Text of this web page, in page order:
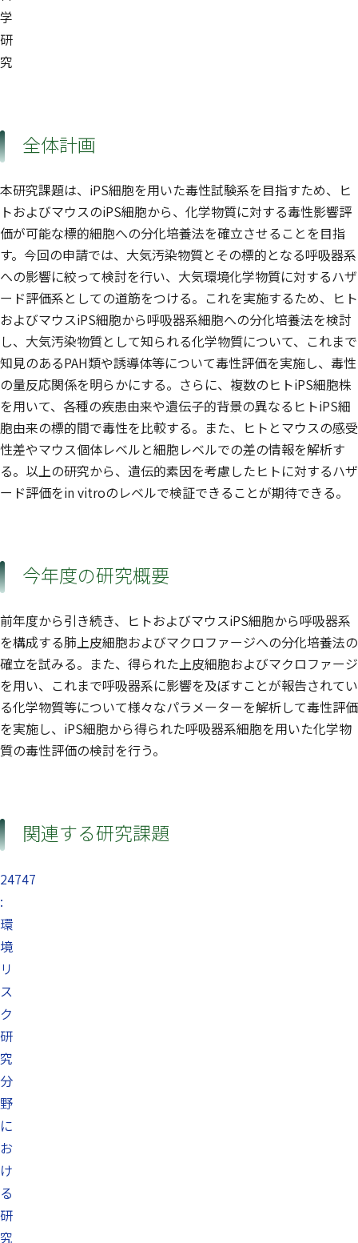
学
研
究
全体計画
本研究課題は、iPS細胞を用いた毒性試験系を目指すため、ヒ
トおよびマウスのiPS細胞から、化学物質に対する毒性影響評
価が可能な標的細胞への分化培養法を確立させることを目指
す。今回の申請では、大気汚染物質とその標的となる呼吸器系
への影響に絞って検討を行い、大気環境化学物質に対するハザ
ード評価系としての道筋をつける。これを実施するため、ヒト
およびマウスiPS細胞から呼吸器系細胞への分化培養法を検討
し、大気汚染物質として知られる化学物質について、これまで
知見のあるPAH類や誘導体等について毒性評価を実施し、毒性
の量反応関係を明らかにする。さらに、複数のヒトiPS細胞株
を用いて、各種の疾患由来や遺伝子的背景の異なるヒトiPS細
胞由来の標的間で毒性を比較する。また、ヒトとマウスの感受
性差やマウス個体レベルと細胞レベルでの差の情報を解析す
る。以上の研究から、遺伝的素因を考慮したヒトに対するハザ
ード評価をin vitroのレベルで検証できることが期待できる。
今年度の研究概要
前年度から引き続き、ヒトおよびマウスiPS細胞から呼吸器系
を構成する肺上皮細胞およびマクロファージへの分化培養法の
確立を試みる。また、得られた上皮細胞およびマクロファージ
を用い、これまで呼吸器系に影響を及ぼすことが報告されてい
る化学物質等について様々なパラメーターを解析して毒性評価
を実施し、iPS細胞から得られた呼吸器系細胞を用いた化学物
質の毒性評価の検討を行う。
関連する研究課題
24747
:
環
境
リ
ス
ク
研
究
分
野
に
お
け
る
研
究